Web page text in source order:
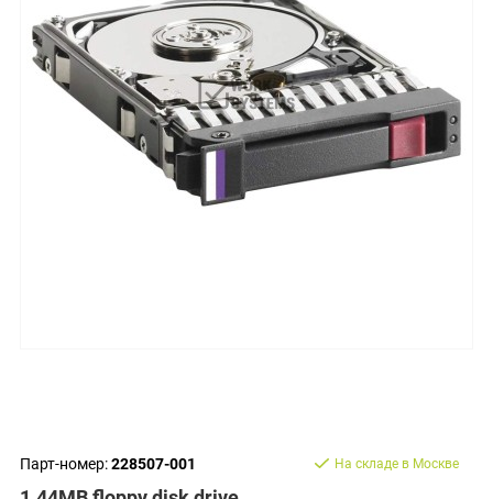
Парт-номер:228507-001 На складе в Москве